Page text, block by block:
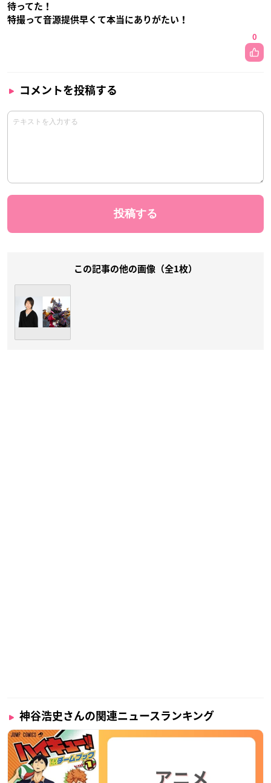
待ってた！
特撮って音源提供早くて本当にありがたい！
0
コメントを投稿する
この記事の他の画像（全1枚）
神谷浩史さんの関連ニュースランキング